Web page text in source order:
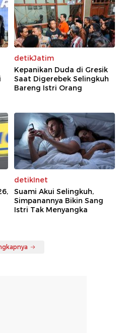
detikJatim
Kepanikan Duda di Gresik
Saat Digerebek Selingkuh
Bareng Istri Orang
detikInet
Suami Akui Selingkuh,
Simpanannya Bikin Sang
Istri Tak Menyangka